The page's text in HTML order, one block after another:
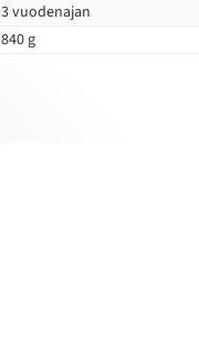
3 vuodenajan
840 g